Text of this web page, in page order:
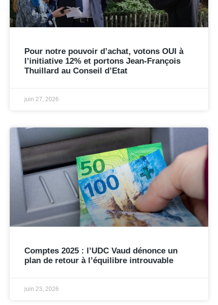
Pour notre pouvoir d’achat, votons OUI à
l’initiative 12% et portons Jean-François
Thuillard au Conseil d’Etat
juin 27, 2026
Comptes 2025 : l’UDC Vaud dénonce un
plan de retour à l’équilibre introuvable
juin 23, 2026